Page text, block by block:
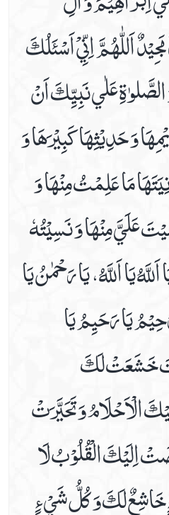
اَللّٰهُمَّ اِنِّيْ اَسْئَلُكَ
عَلٰي نَبِيِّكَ اَنْ
وَ حَدِيْثِهَاكَبِيْرَهَا وَ
مَا عَلِمْتُ مِنْهَا وَ
عَلَيَّ مِنْهَا وَ نَسِيْتُهٗ
يَا اَللَّهُ، يَا رَحْمٰنُ يَا
يَا رَحَيِمُ يَا
خَشَعَتْ لَكَ
الْاَحْلَامُ وَ تَحَيَّرَتْ
اِلَيْكَ الْقُلُوْبُ لَا
خَاشِعٌ لَكَ وَ كُلُّ شَيْ ءٍ
Date 15th Paryer
Date 16th Prayer
Date 17th Prayer
Date 18th Prayer
Date 19th Prayer
Date 20th Prayer
Date 21st Prayer
Date 22nd Prayer
Date 23rd Prayer
Date 24th Prayer
Date 25th Prayer
Finance
Travel
Ziaraats